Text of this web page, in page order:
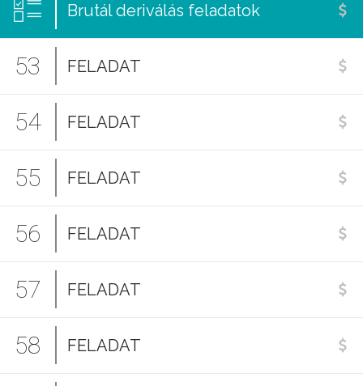
Brutál deriválás feladatok
53 FELADAT
54 FELADAT
55 FELADAT
56 FELADAT
57 FELADAT
58 FELADAT